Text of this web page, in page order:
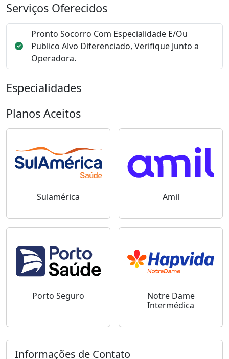
Serviços Oferecidos
Pronto Socorro Com Especialidade E/Ou
Publico Alvo Diferenciado, Verifique Junto a
Operadora.
Especialidades
Planos Aceitos
Sulamérica Amil
Porto Seguro
Notre Dame
Intermédica
Informações de Contato